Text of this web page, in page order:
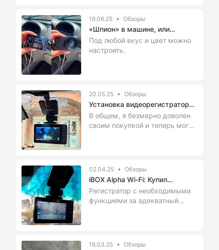
18.06.25 Обзоры
«Шпион» в машине, или
установка ...
Под любой вкус и цвет можно
настроить.
20.05.25 Обзоры
Установка видеорегистратора
iBOX...
В общем, я безмерно доволен
своим покупкой и теперь могу
02.04.25 Обзоры
iBOX Alpha Wi-Fi: Купил
регистра...
Регистратор с необходимыми
функциями за адекватный
18.03.25 Обзоры